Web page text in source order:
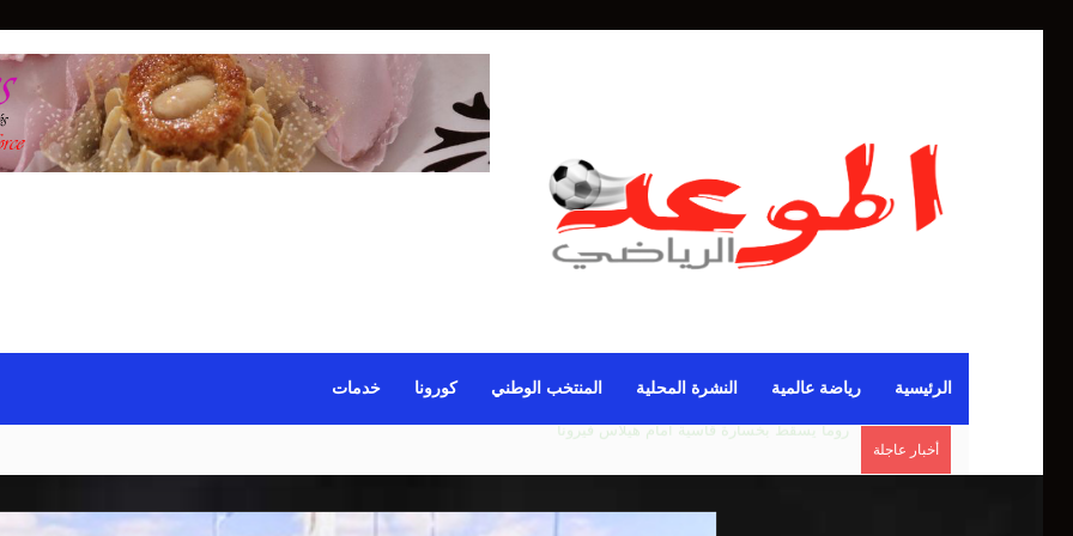
الرئيسية رياضة عالمية النشرة المحلية المنتخب الوطني كورونا خدمات
أخبار عاجلة